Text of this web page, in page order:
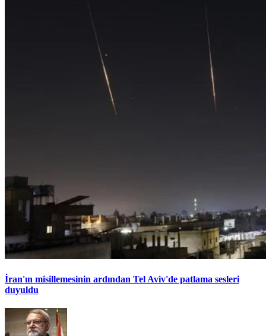
İran'ın misillemesinin ardından Tel Aviv'de patlama sesleri
duyuldu